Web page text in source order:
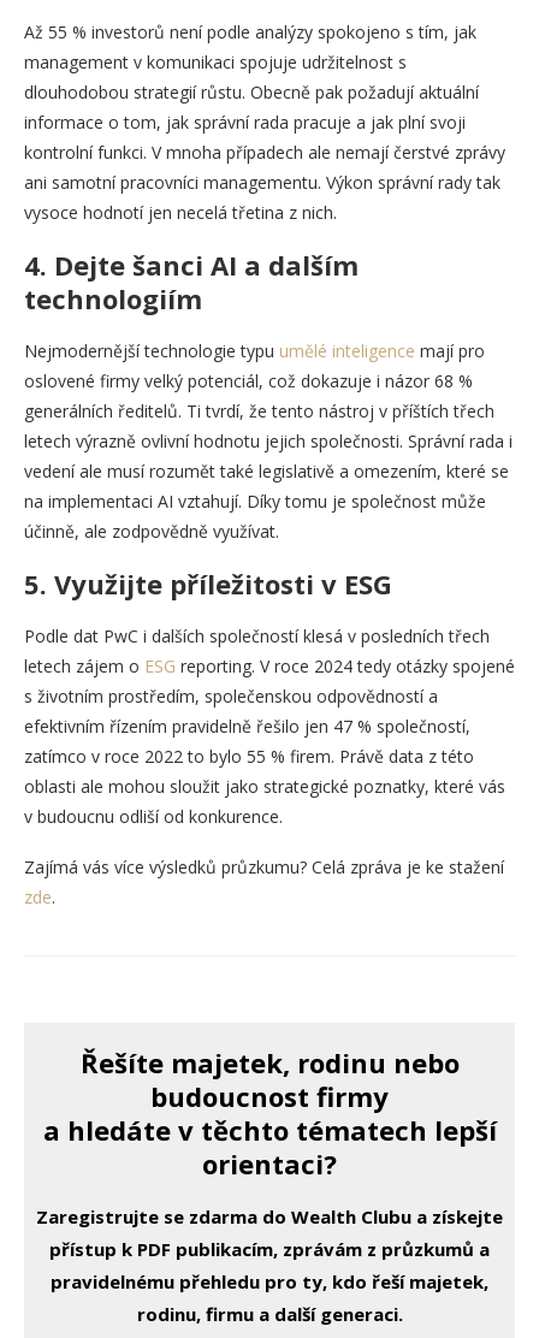
Až 55 % investorů není podle analýzy spokojeno s tím, jak
management v komunikaci spojuje udržitelnost s
dlouhodobou strategií růstu. Obecně pak požadují aktuální
informace o tom, jak správní rada pracuje a jak plní svoji
kontrolní funkci. V mnoha případech ale nemají čerstvé zprávy
ani samotní pracovníci managementu. Výkon správní rady tak
vysoce hodnotí jen necelá třetina z nich.
4. Dejte šanci AI a dalším
technologiím
Nejmodernější technologie typu umělé inteligence mají pro
oslovené firmy velký potenciál, což dokazuje i názor 68 %
generálních ředitelů. Ti tvrdí, že tento nástroj v příštích třech
letech výrazně ovlivní hodnotu jejich společnosti. Správní rada i
vedení ale musí rozumět také legislativě a omezením, které se
na implementaci AI vztahují. Díky tomu je společnost může
účinně, ale zodpovědně využívat.
5. Využijte příležitosti v ESG
Podle dat PwC i dalších společností klesá v posledních třech
letech zájem o ESG reporting. V roce 2024 tedy otázky spojené
s životním prostředím, společenskou odpovědností a
efektivním řízením pravidelně řešilo jen 47 % společností,
zatímco v roce 2022 to bylo 55 % firem. Právě data z této
oblasti ale mohou sloužit jako strategické poznatky, které vás
v budoucnu odliší od konkurence.
Zajímá vás více výsledků průzkumu? Celá zpráva je ke stažení
zde.
Řešíte majetek, rodinu nebo
budoucnost firmy
a hledáte v těchto tématech lepší
orientaci?
Zaregistrujte se zdarma do Wealth Clubu a získejte
přístup k PDF publikacím, zprávám z průzkumů a
pravidelnému přehledu pro ty, kdo řeší majetek,
rodinu, firmu a další generaci.